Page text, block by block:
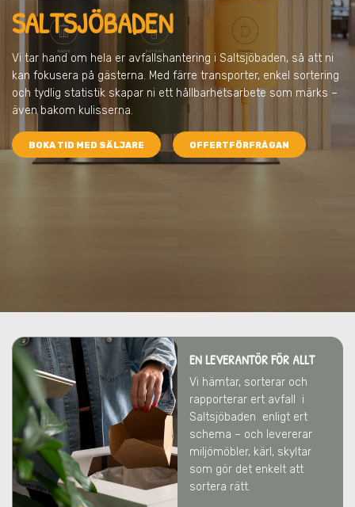
SALTSJÖBADEN
Vi tar hand om hela er avfallshantering i Saltsjöbaden, så att ni
kan fokusera på gästerna. Med färre transporter, enkel sortering
och tydlig statistik skapar ni ett hållbarhetsarbete som märks –
även bakom kulisserna.
BOKA TID MED SÄLJARE OFFERTFÖRFRÅGAN
EN LEVERANTÖR FÖR ALLT
Vi hämtar, sorterar och
rapporterar ert avfall
i
Saltsjöbaden enligt ert
schema – och levererar
miljömöbler, kärl, skyltar
som gör det enkelt att
sortera rätt.